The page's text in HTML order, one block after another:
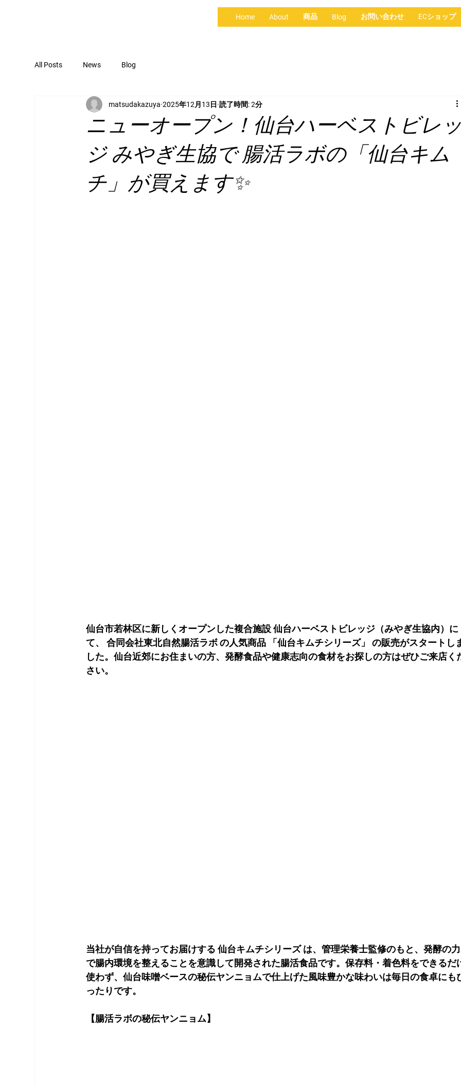
Home About 商品 Blog お問い合わせ ECショップ
All Posts News Blog
ニューオープン！仙台ハーベストビレ
ジ みやぎ生協で 腸活ラボの「仙台キム
チ」が買えます✨
matsudakazuya 2025年12月13日 読了時間: 2分
仙台市若林区に新しくオープンした複合施設 仙台ハーベストビレッジ（みやぎ生協内）に
て、 合同会社東北自然腸活ラボ の人気商品 「仙台キムチシリーズ」 の販売がスタートし
した。仙台近郊にお住まいの方、発酵食品や健康志向の食材をお探しの方はぜひご来店く
さい。
当社が自信を持ってお届けする 仙台キムチシリーズ は、管理栄養士監修のもと、発酵の力
で腸内環境を整えることを意識して開発された腸活食品です。保存料・着色料をできるだ
使わず、仙台味噌ベースの秘伝ヤンニョムで仕上げた風味豊かな味わいは毎日の食卓にも
ったりです。
【腸活ラボの秘伝ヤンニョム】